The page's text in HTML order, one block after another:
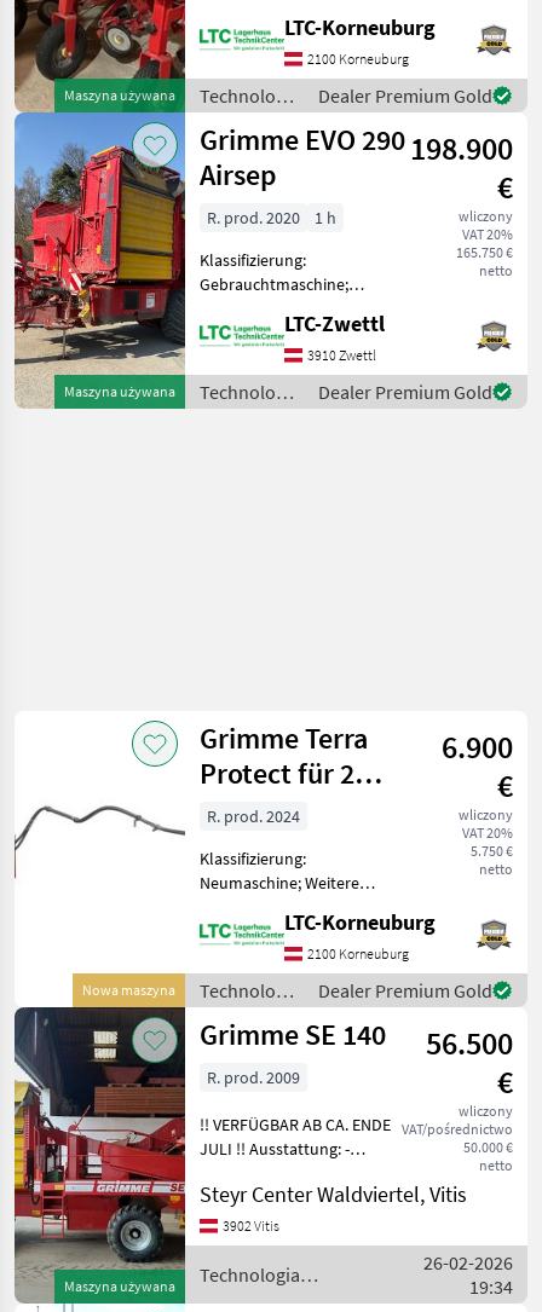
Maszyna używana
94004543; Service Historie:
Ja; Anzahl Vorbesitzer: 1;
Weitere
Maschinenmerkmale:
Standort der Ma
LTC-Korneuburg
2100 Korneuburg
Technologia
ziemniaczana
/ Grimme
Dealer Premium Gold
Maszyna używana
Grimme EVO 290
Airsep
198.900
€
wliczony
VAT 20%
165.750 €
netto
R. prod. 2020
1 h
Klassifizierung:
Gebrauchtmaschine;
(km/h): 25; Geerntete
Seriennummer/Fahrgestellnummer:
41200189; Deichsellenkung:
LTC-Zwettl
3910 Zwettl
Technologia
ziemniaczana
Dealer Premium Gold
Nowa maszyna
Grimme Terra
Protect für 2
reihen
6.900
€
wliczony
VAT 20%
5.750 €
netto
R. prod. 2024
Klassifizierung:
Neumaschine; Weitere
Grimme Terra Protect
(Querdammhäufler) für 2
reihigen
Kartoffelleger/Fräse.
Kompletter Bausatz zur
Selbstmon
LTC-Korneuburg
2100 Korneuburg
Technologia
ziemniaczana
/ Grimme
Dealer Premium Gold
Maszyna używana
Grimme SE 140
56.500
€
wliczony
VAT/pośrednictwo
50.000 €
netto
R. prod. 2009
!! VERFÜGBAR AB CA. ENDE
JULI !! Ausstattung: -
unterhalb der Zapfwelle -
Hydraulischer Stützfuß -
Hydraulische
Deichsellenkung - Hydraul
Steyr Center Waldviertel, Vitis
3902 Vitis
Technologia
ziemniaczana / Grimme
26-02-2026
19:34